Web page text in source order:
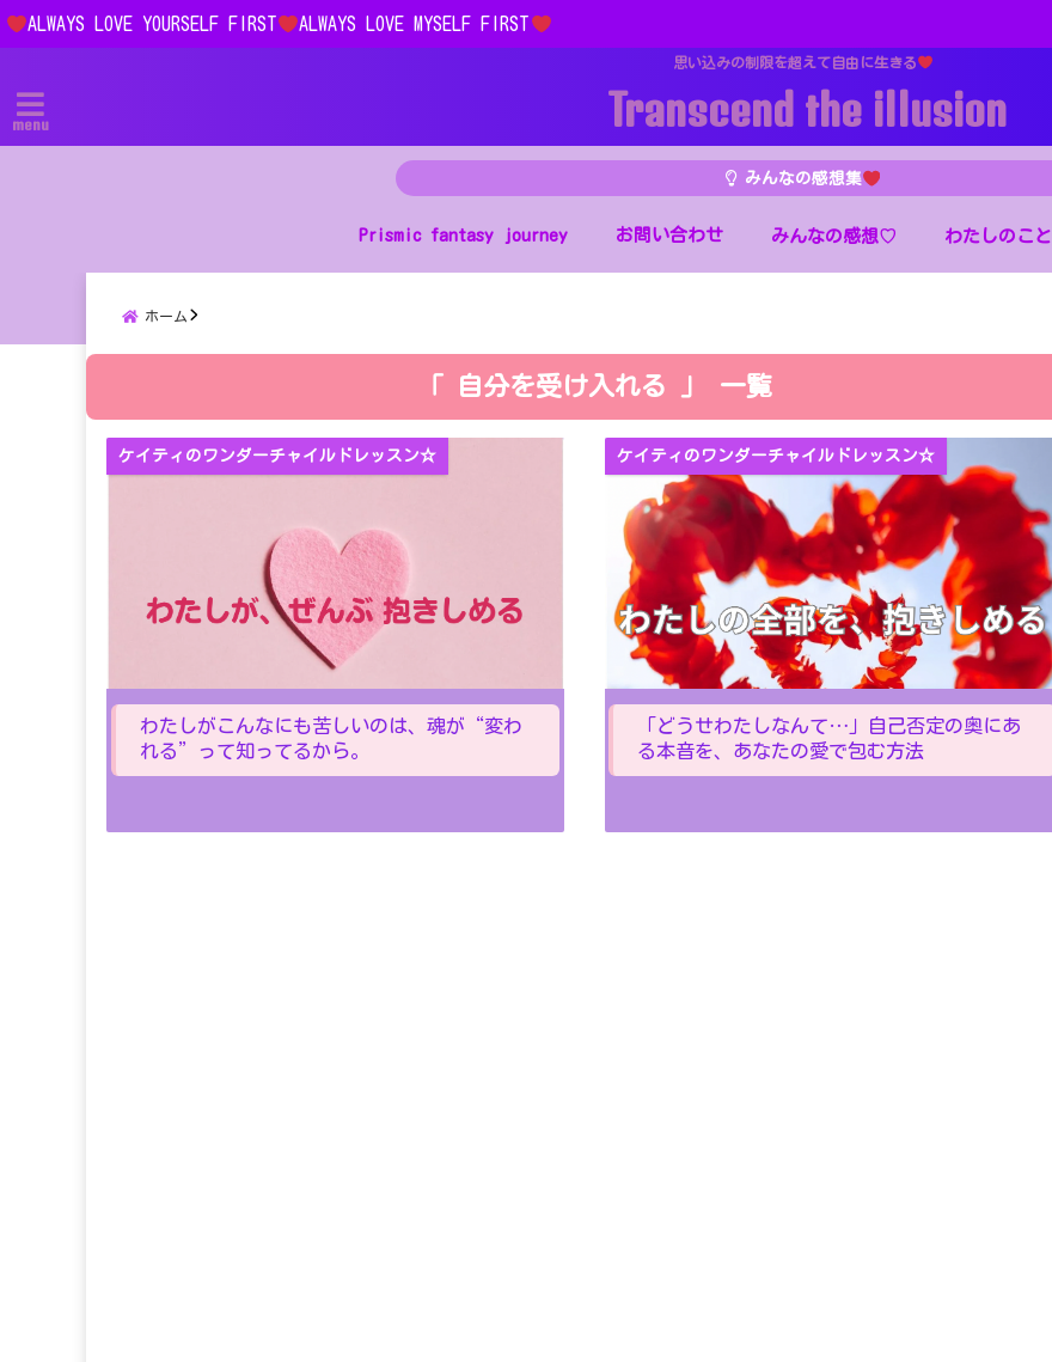
ALWAYS LOVE YOURSELF FIRST ALWAYS LOVE MYSELF FIRST
思い込みの制限を超えて自由に生きる
menu Transcend the illusion
みんなの感想集
Prismic fantasy journey お問い合わせ みんなの感想♡ わたしのこと
ホーム
「 自分を受け入れる 」 一覧
ケイティのワンダーチャイルドレッスン☆
わたしがこんなにも苦しいのは、魂が“変わ
れる”って知ってるから。
ケイティのワンダーチャイルドレッスン☆
「どうせわたしなんて…」自己否定の奥にあ
る本音を、あなたの愛で包む方法